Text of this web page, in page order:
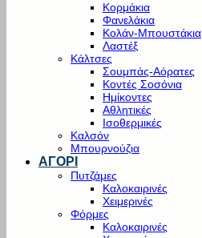
Κορμάκια
Φανελάκια
Κολάν-Μπουστάκια
Λαστέξ
Κάλτσες
Σουμπάς-Αόρατες
Κοντές Σοσόνια
Ημίκοντες
Αθλητικές
Ισοθερμικές
Καλσόν
Μπουρνούζια
ΑΓΟΡΙ
Πυτζάμες
Καλοκαιρινές
Χειμερινές
Φόρμες
Καλοκαιρινές